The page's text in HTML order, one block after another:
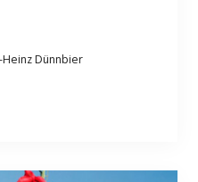
Dünnbier